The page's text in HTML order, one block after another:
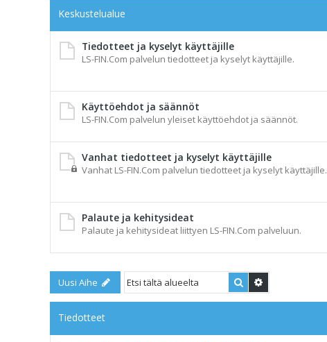
Keskustelualue
Tiedotteet ja kyselyt käyttäjille
LS-FIN.Com palvelun tiedotteet ja kyselyt käyttäjille.
Käyttöehdot ja säännöt
LS-FIN.Com palvelun yleiset käyttöehdot ja säännöt.
Vanhat tiedotteet ja kyselyt käyttäjille
Vanhat LS-FIN.Com palvelun tiedotteet ja kyselyt käyttäjille.
Palaute ja kehitysideat
Palaute ja kehitysideat liittyen LS-FIN.Com palveluun.
Uusi Aihe Etsi
Tiedotteet